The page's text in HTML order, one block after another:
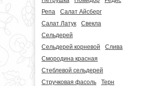
Репа
Салат Айсберг
Салат Латук
Свекла
Сельдерей
Сельдерей корневой
Слива
Смородина красная
Стеблевой сельдерей
Стручковая фасоль
Терн